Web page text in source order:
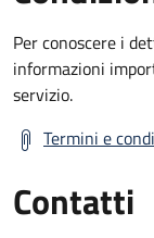
Per conoscere i
informazioni
servizio.
Termini e
Contatti